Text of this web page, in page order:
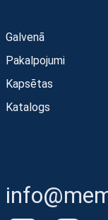
Galvenā
Pakalpojumi
Kapsētas
Katalogs